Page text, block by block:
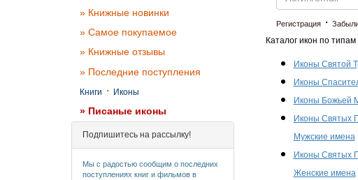
» Книжные новинки
» Самое покупаемое
» Книжные отзывы
» Последние поступления
Книги · Иконы
» Писаные иконы
Подпишитесь на рассылку!
Мы с радостью сообщим о последних
поступлениях книг и фильмов в
Регистрация·
Каталог икон по
Иконы Святой
Иконы
Иконы Божьей
Иконы Святых
Мужские имена
Иконы Святых
Женские имена